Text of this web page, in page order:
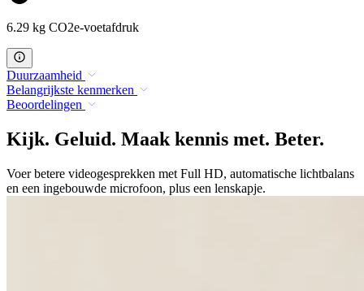
6.29 kg CO2e-voetafdruk
Duurzaamheid
Belangrijkste kenmerken
Beoordelingen
Kijk. Geluid. Maak kennis met. Beter.
Voer betere videogesprekken met Full HD, automatische lichtbalans
en een ingebouwde microfoon, plus een lenskapje.